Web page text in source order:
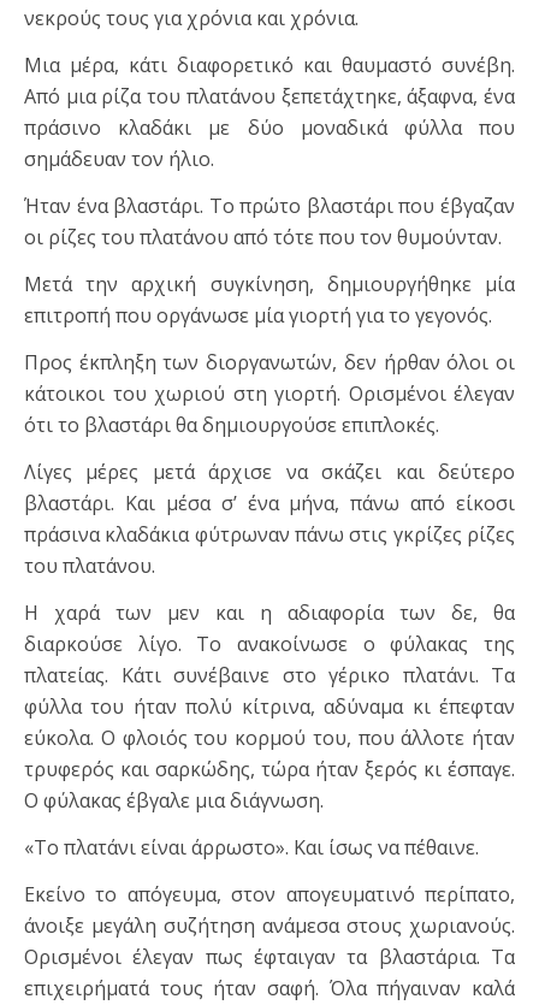
νεκρούς τους για χρόνια και χρόνια.
Μια μέρα, κάτι διαφορετικό και θαυμαστό συνέβη.
Από μια ρίζα του πλατάνου ξεπετάχτηκε, άξαφνα, ένα
πράσινο κλαδάκι με δύο μοναδικά φύλλα που
σημάδευαν τον ήλιο.
Ήταν ένα βλαστάρι. Το πρώτο βλαστάρι που έβγαζαν
οι ρίζες του πλατάνου από τότε που τον θυμούνταν.
Μετά την αρχική συγκίνηση, δημιουργήθηκε μία
επιτροπή που οργάνωσε μία γιορτή για το γεγονός.
Προς έκπληξη των διοργανωτών, δεν ήρθαν όλοι οι
κάτοικοι του χωριού στη γιορτή. Ορισμένοι έλεγαν
ότι το βλαστάρι θα δημιουργούσε επιπλοκές.
Λίγες μέρες μετά άρχισε να σκάζει και δεύτερο
βλαστάρι. Και μέσα σ’ ένα μήνα, πάνω από είκοσι
πράσινα κλαδάκια φύτρωναν πάνω στις γκρίζες ρίζες
του πλατάνου.
Η χαρά των μεν και η αδιαφορία των δε, θα
διαρκούσε λίγο. Το ανακοίνωσε ο φύλακας της
πλατείας. Κάτι συνέβαινε στο γέρικο πλατάνι. Τα
φύλλα του ήταν πολύ κίτρινα, αδύναμα κι έπεφταν
εύκολα. Ο φλοιός του κορμού του, που άλλοτε ήταν
τρυφερός και σαρκώδης, τώρα ήταν ξερός κι έσπαγε.
Ο φύλακας έβγαλε μια διάγνωση.
«Το πλατάνι είναι άρρωστο». Και ίσως να πέθαινε.
Εκείνο το απόγευμα, στον απογευματινό περίπατο,
άνοιξε μεγάλη συζήτηση ανάμεσα στους χωριανούς.
Ορισμένοι έλεγαν πως έφταιγαν τα βλαστάρια. Τα
επιχειρήματά τους ήταν σαφή. Όλα πήγαιναν καλά